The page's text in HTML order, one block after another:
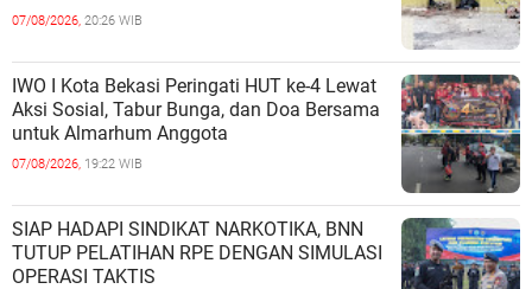
07/08/2026, 20:26 WIB
IWO I Kota Bekasi Peringati HUT ke-4 Lewat
Aksi Sosial, Tabur Bunga, dan Doa Bersama
untuk Almarhum Anggota
07/08/2026, 19:22 WIB
SIAP HADAPI SINDIKAT NARKOTIKA, BNN
TUTUP PELATIHAN RPE DENGAN SIMULASI
OPERASI TAKTIS